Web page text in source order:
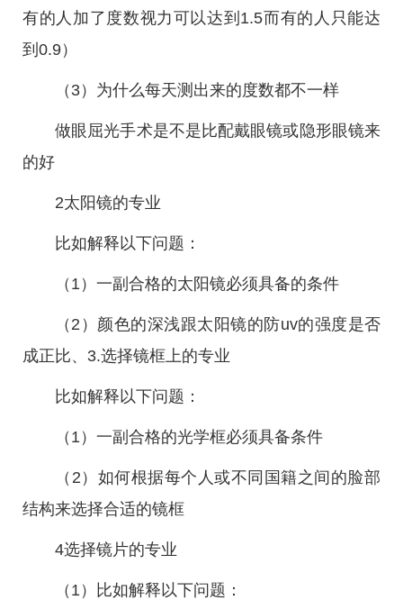
有的人加了度数视力可以达到1.5而有的人只能达
到0.9）
（3）为什么每天测出来的度数都不一样
做眼屈光手术是不是比配戴眼镜或隐形眼镜来
的好
2太阳镜的专业
比如解释以下问题：
（1）一副合格的太阳镜必须具备的条件
（2）颜色的深浅跟太阳镜的防uv的强度是否
成正比、3.选择镜框上的专业
比如解释以下问题：
（1）一副合格的光学框必须具备条件
（2）如何根据每个人或不同国籍之间的脸部
结构来选择合适的镜框
4选择镜片的专业
（1）比如解释以下问题：